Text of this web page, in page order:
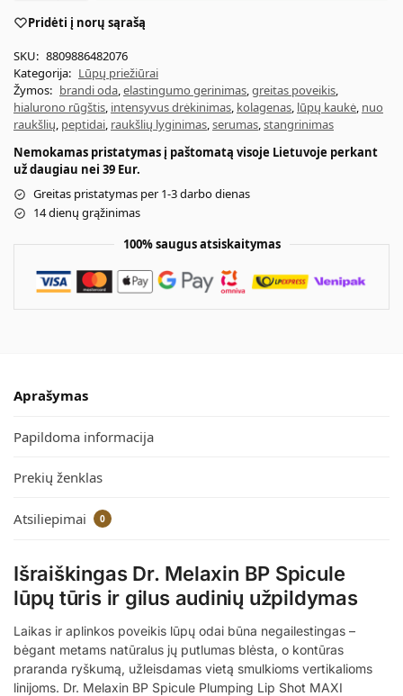
Pridėti į norų sąrašą
SKU: 8809886482076
Kategorija: Lūpų priežiūrai
Žymos: brandi oda,elastingumo gerinimas,greitas poveikis,
hialurono rūgštis, intensyvus drėkinimas, kolagenas, lūpų kaukė, nuo
raukšlių, peptidai, raukšlių lyginimas,serumas,stangrinimas
Nemokamas pristatymas į paštomatą visoje Lietuvoje perkant
už daugiau nei 39 Eur.
Greitas pristatymas per 1-3 darbo dienas
14 dienų grąžinimas
100% saugus atsiskaitymas
Aprašymas
Papildoma informacija
Prekių ženklas
Atsiliepimai 0
Išraiškingas Dr. Melaxin BP Spicule
lūpų tūris ir gilus audinių užpildymas
Laikas ir aplinkos poveikis lūpų odai būna negailestingas –
bėgant metams natūralus jų putlumas blėsta, o kontūras
praranda ryškumą, užleisdamas vietą smulkioms vertikalioms
linijoms. Dr. Melaxin BP Spicule Plumping Lip Shot MAXI